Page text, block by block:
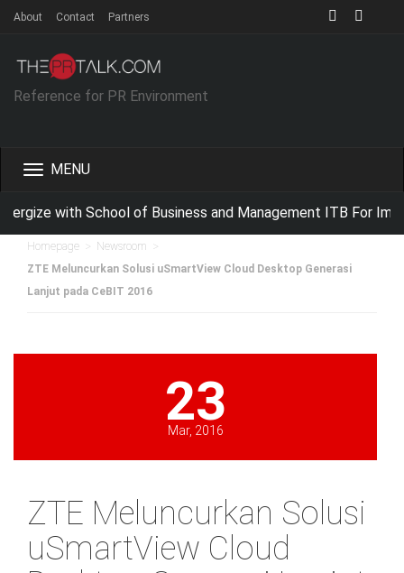
About Contact Partners
Reference for PR Environment
Toggle
with School of Business and Management ITB For
Homepage Newsroom
ZTE Meluncurkan Solusi uSmartView Cloud Desktop Generasi
Lanjut pada CeBIT 2016
23
Mar, 2016
ZTE Meluncurkan Solusi
uSmartView Cloud